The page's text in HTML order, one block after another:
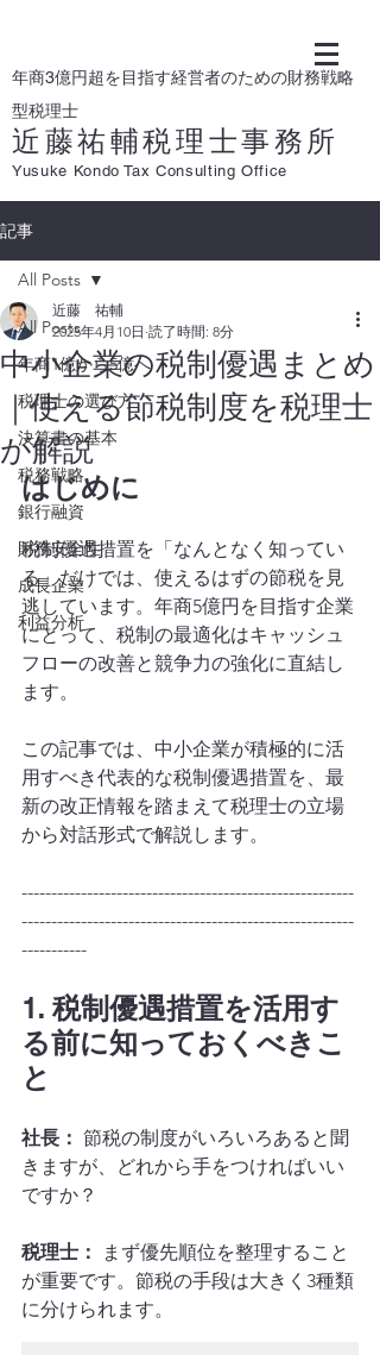
年商3億円超を目指す経営者のための財務戦略
型税理士
近藤祐輔税理士事務所
Yusuke Kondo Tax Consulting Office
記事
All Posts
年商1億から5億へ
税理士の選び方
決算書の基本
税務戦略
銀行融資
財務安全性
成長企業
利益分析
All Posts
中小企業の税制優遇まとめ
｜使える節税制度を税理士
が解説
近藤 祐輔
2025年4月10日 読了時間: 8分
はじめに
税制優遇措置を「なんとなく知ってい
る」だけでは、使えるはずの節税を見
逃しています。年商5億円を目指す企業
にとって、税制の最適化はキャッシュ
フローの改善と競争力の強化に直結し
ます。
この記事では、中小企業が積極的に活
用すべき代表的な税制優遇措置を、最
新の改正情報を踏まえて税理士の立場
から対話形式で解説します。
--------------------------------------------------------
--------------------------------------------------------
-----------
1. 税制優遇措置を活用す
る前に知っておくべきこ
と
社長： 節税の制度がいろいろあると聞
きますが、どれから手をつければいい
ですか？
税理士：
まず優先順位を整理すること
が重要です。節税の手段は大きく3種類
に分けられます。